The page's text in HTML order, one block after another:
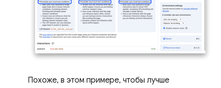
Похоже, в этом примере, чтобы лучше